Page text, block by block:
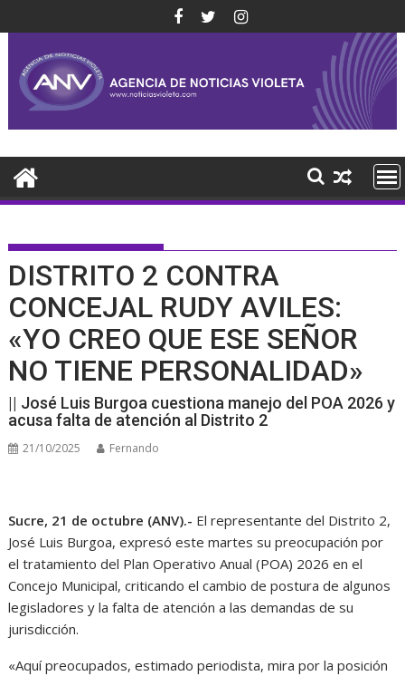
al
contenido
DISTRITO 2 CONTRA
CONCEJAL RUDY AVILES:
«YO CREO QUE ESE SEÑOR
NO TIENE PERSONALIDAD»
|| José Luis Burgoa cuestiona manejo del POA 2026 y
acusa falta de atención al Distrito 2
21/10/2025 Fernando
Sucre, 21 de octubre (ANV).- El representante del Distrito 2,
José Luis Burgoa, expresó este martes su preocupación por
el tratamiento del Plan Operativo Anual (POA) 2026 en el
Concejo Municipal, criticando el cambio de postura de algunos
legisladores y la falta de atención a las demandas de su
jurisdicción.
«Aquí preocupados, estimado periodista, mira por la posición